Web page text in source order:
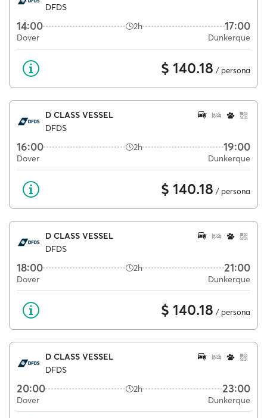
DFDS
14:00 2h 17:00
Dover Dunkerque
$ 140.18 / persona
D CLASS VESSEL
DFDS
16:00 2h 19:00
Dover Dunkerque
$ 140.18 / persona
D CLASS VESSEL
DFDS
18:00 2h 21:00
Dover Dunkerque
$ 140.18 / persona
D CLASS VESSEL
DFDS
20:00 2h 23:00
Dover Dunkerque